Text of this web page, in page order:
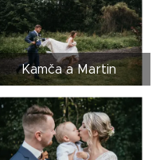
Kamča a Martin